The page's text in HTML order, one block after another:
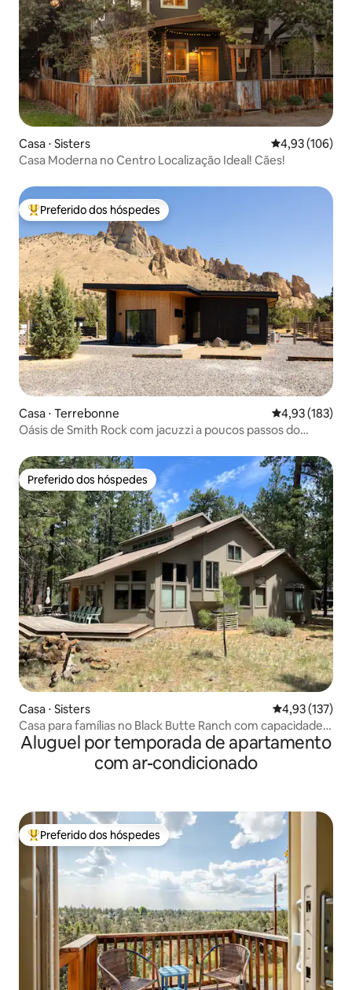
Casa ⋅ Sisters 4,93 de uma
4,93 (106)
Casa Moderna no Centro Localização Ideal! Cães!
Entre os melhores preferidos dos hóspedes
Preferido dos hóspedes
Casa ⋅ Terrebonne 4,93 de uma
4,93 (183)
Oásis de Smith Rock com jacuzzi a poucos passos do
Preferido dos hóspedes
Preferido dos hóspedes
Casa ⋅ Sisters 4,93 de uma
4,93 (137)
Casa para famílias no Black Butte Ranch com capacidade
para 14 pessoas
Aluguel por temporada de apartamento
com ar-condicionado
Entre os melhores preferidos dos hóspedes
Preferido dos hóspedes